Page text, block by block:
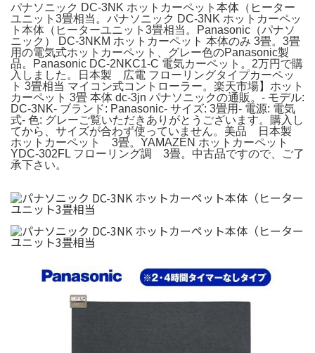
パナソニック DC-3NK ホットカーペット本体（ヒーター
ユニット3畳相当。パナソニック DC-3NK ホットカーペッ
ト本体（ヒーターユニット3畳相当。Panasonic（パナソ
ニック） DC-3NKM ホットカーペット 本体のみ 3畳。3畳
用の電気式ホットカーペット、グレー色のPanasonic製
品。Panasonic DC-2NKC1-C 電気カーペット。2万円で購
入しました。日本製 広電 フローリングタイプカーペッ
ト 3畳相当 マイコン式コントローラー。楽天市場】ホット
カーペット 3畳 本体 dc-3jn パナソニックの通販。- モデル:
DC-3NK- ブランド: Panasonic- サイズ: 3畳用- 電源: 電気
式- 色: グレーご覧いただきありがとうございます。購入し
てから、サイズが合わず使っていません。美品 日本製
ホットカーペット 3畳。YAMAZEN ホットカーペット
YDC-302FL フローリング調 3畳。中古品ですので、ご了
承下さい。